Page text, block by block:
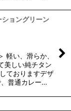
ョングリーン
軽い、滑らか、
美しい純チタン
ておりますデザ
普通カレー…